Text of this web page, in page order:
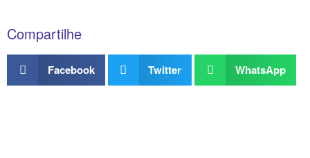
Compartilhe
Facebook Twitter WhatsApp